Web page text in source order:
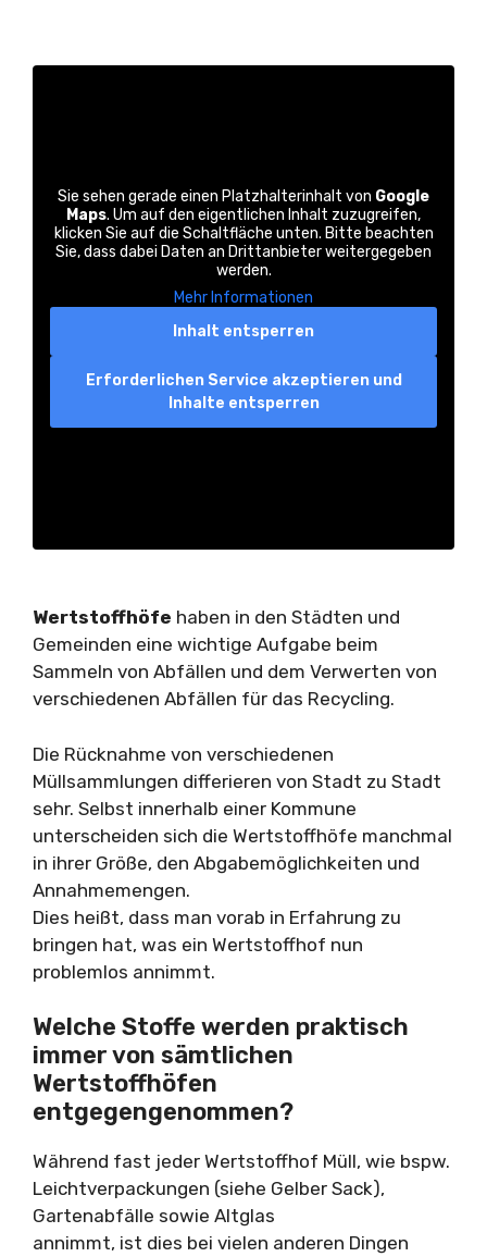
Sie sehen gerade einen Platzhalterinhalt von Google
Maps. Um auf den eigentlichen Inhalt zuzugreifen,
klicken Sie auf die Schaltfläche unten. Bitte beachten
Sie, dass dabei Daten an Drittanbieter weitergegeben
werden.
Mehr Informationen
Inhalt entsperren
Erforderlichen Service akzeptieren und
Inhalte entsperren
Wertstoffhöfe haben in den Städten und
Gemeinden eine wichtige Aufgabe beim
Sammeln von Abfällen und dem Verwerten von
verschiedenen Abfällen für das Recycling.
Die Rücknahme von verschiedenen
Müllsammlungen differieren von Stadt zu Stadt
sehr. Selbst innerhalb einer Kommune
unterscheiden sich die Wertstoffhöfe manchmal
in ihrer Größe, den Abgabemöglichkeiten und
Annahmemengen.
Dies heißt, dass man vorab in Erfahrung zu
bringen hat, was ein Wertstoffhof nun
problemlos annimmt.
Welche Stoffe werden praktisch
immer von sämtlichen
Wertstoffhöfen
entgegengenommen?
Während fast jeder Wertstoffhof Müll, wie bspw.
Leichtverpackungen (siehe Gelber Sack),
Gartenabfälle sowie Altglas
annimmt, ist dies bei vielen anderen Dingen